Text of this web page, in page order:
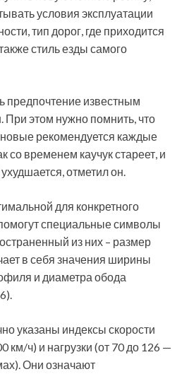
условия эксплуатации
тип дорог, где приходится
стиль езды самого
предпочтение известным
При этом нужно помнить, что
рекомендуется каждые
со временем каучук стареет, и
отметил он.
для конкретного
специальные символы
из них – размер
в себя значения ширины
и диаметра обода
указаны индексы скорости
км/ч) и нагрузки (от 70 до 126 —
Они означают